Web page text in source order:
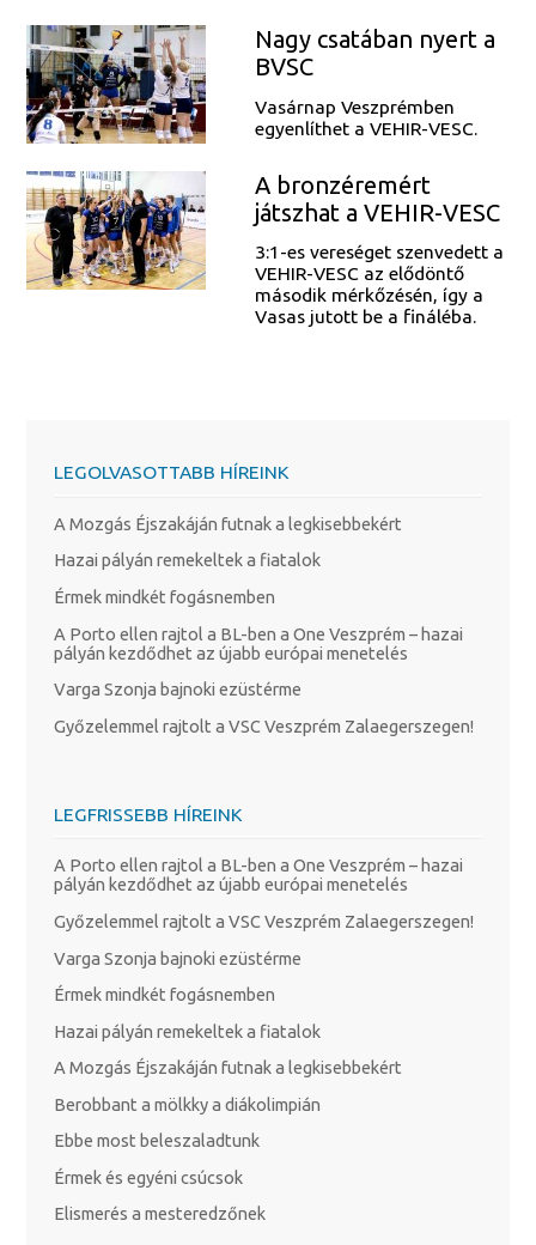
Nagy csatában nyert a
BVSC
Vasárnap Veszprémben
egyenlíthet a VEHIR-VESC.
A bronzéremért
játszhat a VEHIR-VESC
3:1-es vereséget szenvedett a
VEHIR-VESC az elődöntő
második mérkőzésén, így a
Vasas jutott be a fináléba.
LEGOLVASOTTABB HÍREINK
A Mozgás Éjszakáján futnak a legkisebbekért
Hazai pályán remekeltek a fiatalok
Érmek mindkét fogásnemben
A Porto ellen rajtol a BL-ben a One Veszprém – hazai
pályán kezdődhet az újabb európai menetelés
Varga Szonja bajnoki ezüstérme
Győzelemmel rajtolt a VSC Veszprém Zalaegerszegen!
LEGFRISSEBB HÍREINK
A Porto ellen rajtol a BL-ben a One Veszprém – hazai
pályán kezdődhet az újabb európai menetelés
Győzelemmel rajtolt a VSC Veszprém Zalaegerszegen!
Varga Szonja bajnoki ezüstérme
Érmek mindkét fogásnemben
Hazai pályán remekeltek a fiatalok
A Mozgás Éjszakáján futnak a legkisebbekért
Berobbant a mölkky a diákolimpián
Ebbe most beleszaladtunk
Érmek és egyéni csúcsok
Elismerés a mesteredzőnek